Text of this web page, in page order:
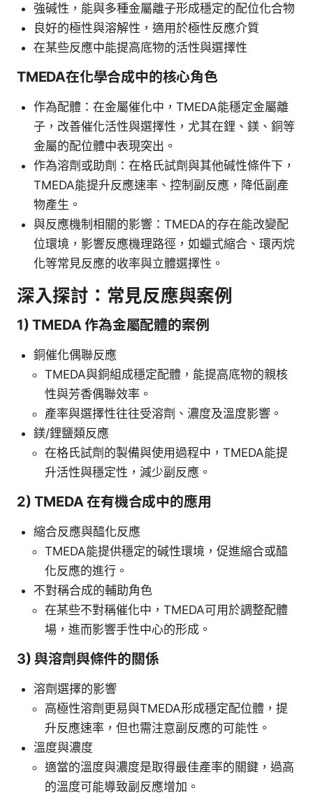
強碱性，能與多種金屬離子形成穩定的配位化合物
良好的極性與溶解性，適用於極性反應介質
在某些反應中能提高底物的活性與選擇性
TMEDA在化學合成中的核心角色
作為配體：在金屬催化中，TMEDA能穩定金屬離
子，改善催化活性與選擇性，尤其在鋰、鎂、銅等
金屬的配位體中表現突出。
作為溶劑或助劑：在格氏試劑與其他碱性條件下，
TMEDA能提升反應速率、控制副反應，降低副產
物產生。
與反應機制相關的影響：TMEDA的存在能改變配
位環境，影響反應機理路徑，如蠟式縮合、環丙烷
化等常見反應的收率與立體選擇性。
深入探討：常見反應與案例
1) TMEDA 作為金屬配體的案例
銅催化偶聯反應
TMEDA與銅組成穩定配體，能提高底物的親核
性與芳香偶聯效率。
產率與選擇性往往受溶劑、濃度及溫度影響。
鎂/鋰鹽類反應
在格氏試劑的製備與使用過程中，TMEDA能提
升活性與穩定性，減少副反應。
2) TMEDA 在有機合成中的應用
縮合反應與醯化反應
TMEDA能提供穩定的碱性環境，促進縮合或醯
化反應的進行。
不對稱合成的輔助角色
在某些不對稱催化中，TMEDA可用於調整配體
場，進而影響手性中心的形成。
3) 與溶劑與條件的關係
溶劑選擇的影響
高極性溶劑更易與TMEDA形成穩定配位體，提
升反應速率，但也需注意副反應的可能性。
溫度與濃度
適當的溫度與濃度是取得最佳產率的關鍵，過高
的溫度可能導致副反應增加。